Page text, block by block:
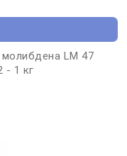
LM 47
- 1 кг